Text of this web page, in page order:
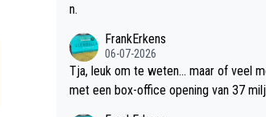
n.
FrankErkens
06-07-2026
Tja, leuk om te weten... maar of veel
met een box-office opening van 37